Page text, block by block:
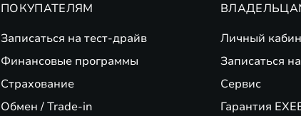
ПОКУПАТЕЛЯМ
Записаться на тест-драйв
Финансовые программы
Страхование
Обмен / Trade-in
Личный
Записаться
Сервис
Гарантия